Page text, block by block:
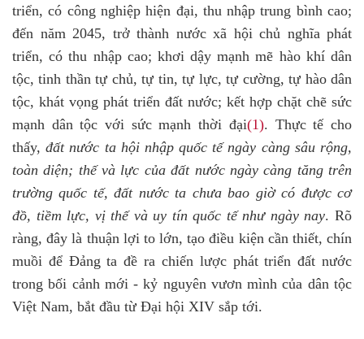
triển, có công nghiệp hiện đại, thu nhập trung bình cao;
đến năm 2045, trở thành nước xã hội chủ nghĩa phát
triển, có thu nhập cao; khơi dậy mạnh mẽ hào khí dân
tộc, tinh thần tự chủ, tự tin, tự lực, tự cường, tự hào dân
tộc, khát vọng phát triển đất nước; kết hợp chặt chẽ sức
mạnh dân tộc với sức mạnh thời đại(1). Thực tế cho
thấy, đất nước ta hội nhập quốc tế ngày càng sâu rộng,
toàn diện; thế và lực của đất nước ngày càng tăng trên
trường quốc tế, đất nước ta chưa bao giờ có được cơ
đồ, tiềm lực, vị thế và uy tín quốc tế như ngày nay. Rõ
ràng, đây là thuận lợi to lớn, tạo điều kiện cần thiết, chín
muồi để Đảng ta đề ra chiến lược phát triển đất nước
trong bối cảnh mới - kỷ nguyên vươn mình của dân tộc
Việt Nam, bắt đầu từ Đại hội XIV sắp tới.